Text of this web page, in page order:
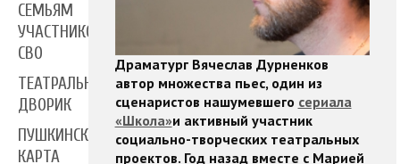
СЕМЬЯМ
УЧАСТНИКОВ
СВО
ТЕАТРАЛЬНЫЙ
ДВОРИК
ПУШКИНСКАЯ
КАРТА
Драматург Вячеслав Дурненков
автор множества пьес, один из
сценаристов нашумевшего сериала
«Школа»и активный участник
социально-творческих театральных
проектов. Год назад вместе с Марией